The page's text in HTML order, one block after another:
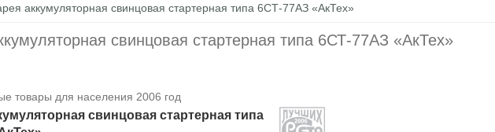
аккумуляторная свинцовая стартерная типа 6СТ-77АЗ «АкТех»
свинцовая стартерная типа 6СТ-77АЗ «АкТех»
товары для населения 2006 год
свинцовая стартерная типа